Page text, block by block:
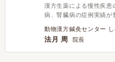
漢方生薬による慢性疾患
病、腎臓病の症例実績が
動物漢方鍼灸センター
法月 周 院長